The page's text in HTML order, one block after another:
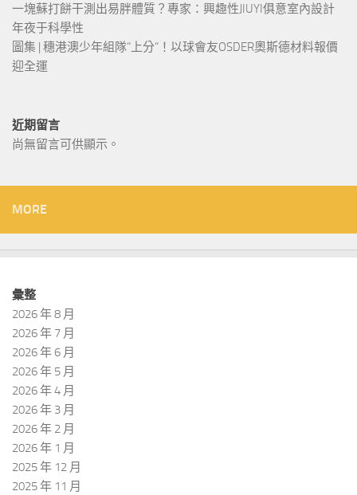
一塊蘇打餅干測出易胖體質？專家：興趣性JIUYI俱意室內設計
年夜于科學性
圖集 | 穗港澳少年組隊“上分“！以球會友OSDER奧斯德材料報價
迎全運
近期留言
尚無留言可供顯示。
MORE
彙整
2026 年 8 月
2026 年 7 月
2026 年 6 月
2026 年 5 月
2026 年 4 月
2026 年 3 月
2026 年 2 月
2026 年 1 月
2025 年 12 月
2025 年 11 月